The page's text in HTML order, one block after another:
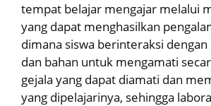
tempat belajar mengajar melalui
yang dapat menghasilkan
dimana siswa berinteraksi
dan bahan untuk mengamati
gejala yang dapat diamati dan
yang dipelajarinya, sehingga